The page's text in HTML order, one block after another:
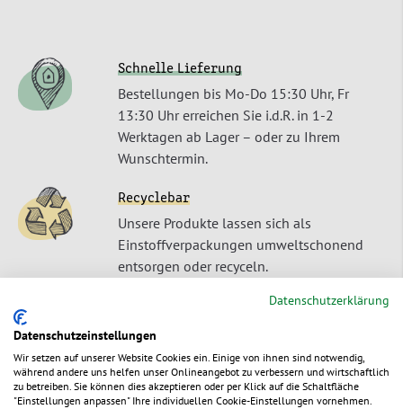
Schnelle Lieferung
Bestellungen bis Mo-Do 15:30 Uhr, Fr
13:30 Uhr erreichen Sie i.d.R. in 1-2
Werktagen ab Lager – oder zu Ihrem
Wunschtermin.
Recyclebar
Unsere Produkte lassen sich als
Einstoffverpackungen umweltschonend
entsorgen oder recyceln.
Nachwachsender Rohstoff
Unser Produkte sind aus einem
ursprünglich nachwachsendem Rohstoff
gefertigt.
Datenschutzerklärung
Datenschutzeinstellungen
Wir setzen auf unserer Website Cookies ein. Einige von ihnen sind notwendig,
während andere uns helfen unser Onlineangebot zu verbessern und wirtschaftlich
zu betreiben. Sie können dies akzeptieren oder per Klick auf die Schaltfläche
"Einstellungen anpassen" Ihre individuellen Cookie-Einstellungen vornehmen.